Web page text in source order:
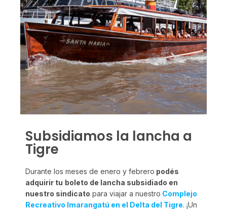
Subsidiamos la lancha a
Tigre
Durante los meses de enero y febrero podés
adquirir tu boleto de lancha subsidiado en
nuestro sindicato para viajar a nuestro Complejo
Recreativo Imarangatú en el Delta del Tigre. ¡Un